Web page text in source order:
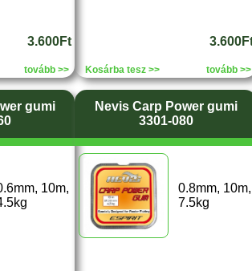
3.600Ft
tovább >> Kosárba tesz >> tovább >>
gumi
10m,
Nevis Carp Power gumi
3301-080
0.8mm, 10m,
7.5kg